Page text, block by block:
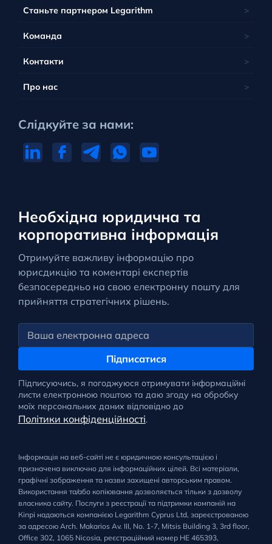
Необхідна юридична та
корпоративна інформація
Отримуйте важливу інформацію про
юрисдикцію та коментарі експертів
безпосередньо на свою електронну пошту для
прийняття стратегічних рішень.
Підписатися
Підписуючись, я погоджуюся отримувати інформаційні
листи електронною поштою та даю згоду на обробку
моїх персональних даних відповідно до
Політики конфіденційності.
Станьте партнером Legarithm
Команда
Контакти
Про нас
Слідкуйте за нами:
Інформація на веб-сайті не є юридичною консультацією і
призначена виключно для інформаційних цілей. Всі матеріали,
графічні зображення та назви захищені авторським правом.
Використання та/або копіювання дозволяється тільки з дозволу
власника сайту. Послуги з реєстрації та підтримки компаній на
Кіпрі надаються компанією Legarithm Cyprus Ltd, зареєстрованою
за адресою Arch. Makarios Av. III, No. 1-7, Mitsis Building 3, 3rd floor,
Office 302, 1065 Nicosia, реєстраційний номер HE 465393,